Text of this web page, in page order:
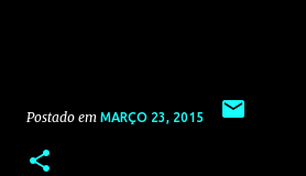
Postado em MARÇO 23, 2015